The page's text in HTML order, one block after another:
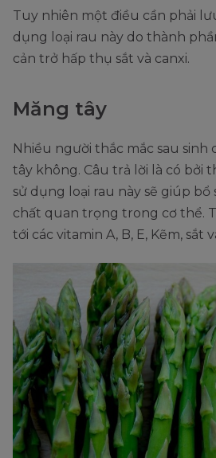
Tuy nhiên một điều cần phải
dụng loại rau này do thành
cản trở hấp thụ sắt và canxi.
Măng tây
Nhiều người thắc mắc sau sinh
tây không. Câu trả lời là có bởi
sử dụng loại rau này sẽ giúp
chất quan trọng trong cơ thể.
tới các vitamin A, B, E, Kẽm, sắt